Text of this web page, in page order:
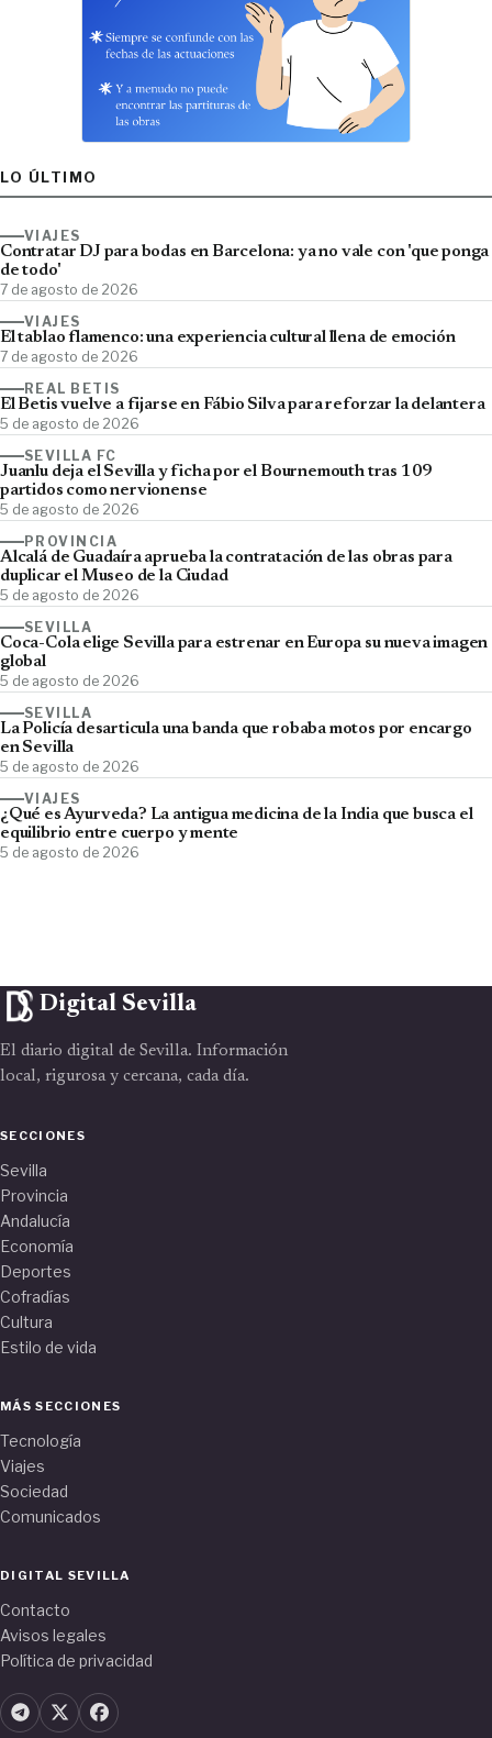
LO ÚLTIMO
VIAJES
Contratar DJ para bodas en Barcelona: ya no vale con 'que ponga
de todo'
7 de agosto de 2026
VIAJES
El tablao flamenco: una experiencia cultural llena de emoción
7 de agosto de 2026
REAL BETIS
El Betis vuelve a fijarse en Fábio Silva para reforzar la delantera
5 de agosto de 2026
SEVILLA FC
Juanlu deja el Sevilla y ficha por el Bournemouth tras 109
partidos como nervionense
5 de agosto de 2026
PROVINCIA
Alcalá de Guadaíra aprueba la contratación de las obras para
duplicar el Museo de la Ciudad
5 de agosto de 2026
SEVILLA
Coca-Cola elige Sevilla para estrenar en Europa su nueva imagen
global
5 de agosto de 2026
SEVILLA
La Policía desarticula una banda que robaba motos por encargo
en Sevilla
5 de agosto de 2026
VIAJES
¿Qué es Ayurveda? La antigua medicina de la India que busca el
equilibrio entre cuerpo y mente
5 de agosto de 2026
Digital Sevilla
El diario digital de Sevilla. Información
local, rigurosa y cercana, cada día.
SECCIONES
Sevilla
Provincia
Andalucía
Economía
Deportes
Cofradías
Cultura
Estilo de vida
MÁS SECCIONES
Tecnología
Viajes
Sociedad
Comunicados
DIGITAL SEVILLA
Contacto
Avisos legales
Política de privacidad